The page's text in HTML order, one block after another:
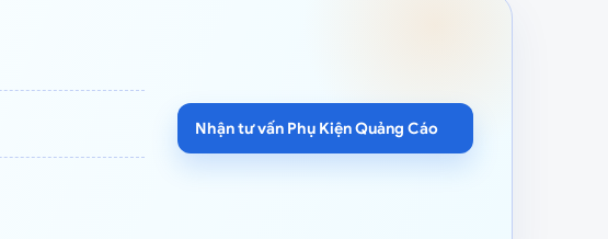
Nhận tư vấn Phụ Kiện Quảng Cáo